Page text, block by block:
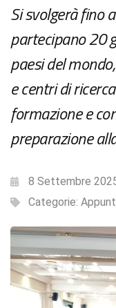
Si svolgerà fino
partecipano 20
paesi del
e centri di
formazione e
preparazione
8 Settembre
Categorie: